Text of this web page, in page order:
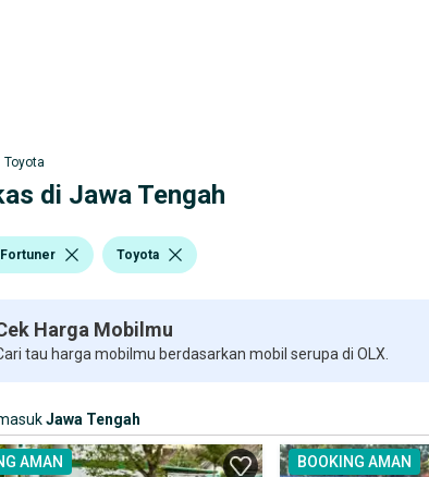
Toyota
di Jawa Tengah
Toyota
Harga Mobilmu
tau harga mobilmu berdasarkan mobil serupa di OLX.
Jawa Tengah
AMAN BOOKING AMAN